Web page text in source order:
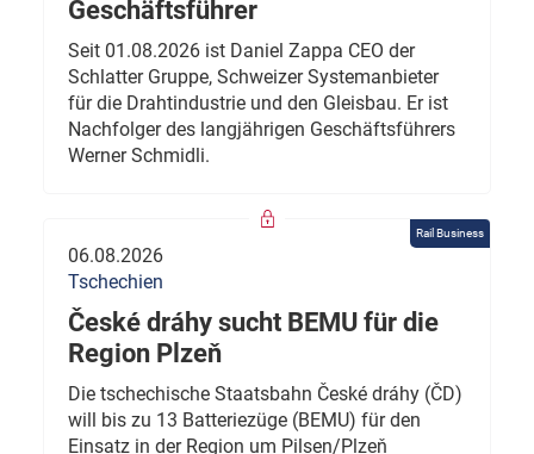
Geschäftsführer
Seit 01.08.2026 ist Daniel Zappa CEO der
Schlatter Gruppe, Schweizer Systemanbieter
für die Drahtindustrie und den Gleisbau. Er ist
Nachfolger des langjährigen Geschäftsführers
Werner Schmidli.
Rail Business
06.08.2026
Tschechien
České dráhy sucht BEMU für die
Region Plzeň
Die tschechische Staatsbahn České dráhy (ČD)
will bis zu 13 Batteriezüge (BEMU) für den
Einsatz in der Region um Pilsen/Plzeň